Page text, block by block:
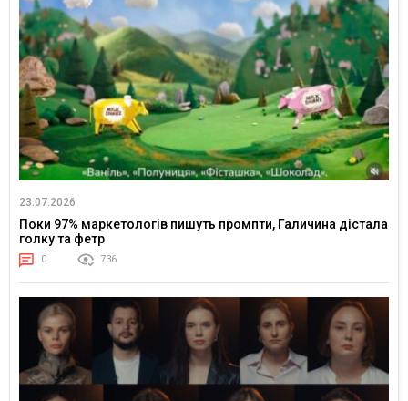
23.07.2026
Поки 97% маркетологів пишуть промпти, Галичина дістала
голку та фетр
0 736